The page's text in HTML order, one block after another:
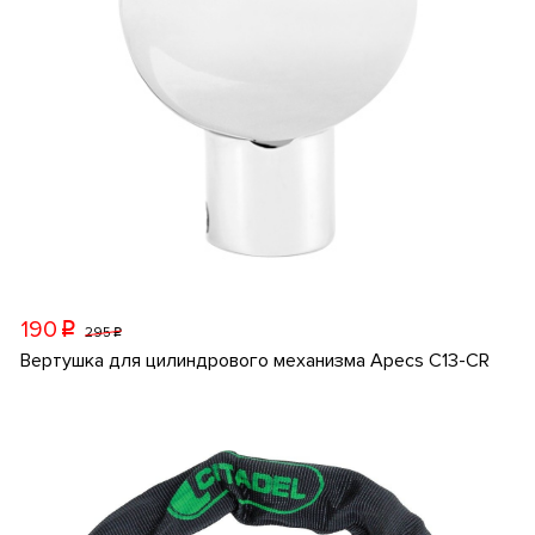
190 p 295p
Вертушка для цилиндрового механизма Apecs C13-CR